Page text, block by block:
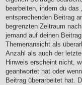
bearbeiten, indem du das
entsprechenden Beitrag
begrenzten Zeitraum
jemand auf deinen
Themenansicht als
Anzahl als auch der
Hinweis erscheint nicht,
geantwortet hat oder
Beitrag überarbeitet hat.